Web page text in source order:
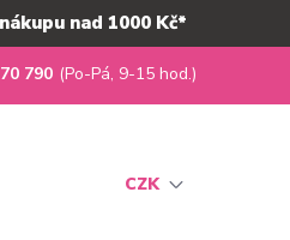
nad 1000 Kč*
CZK
790 (Po-Pá, 9-15 hod.)